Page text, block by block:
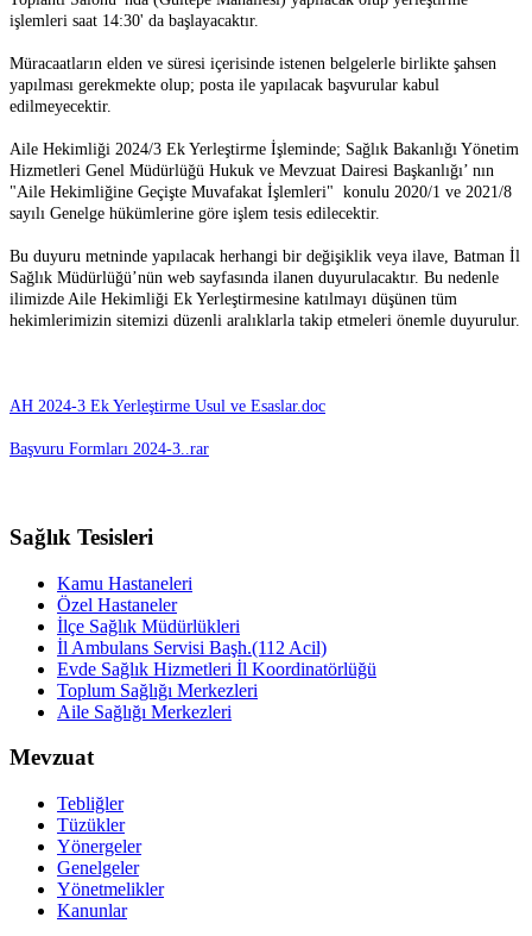
işlemleri saat 14:30' da başlayacaktır.
Müracaatların elden ve süresi içerisinde istenen belgelerle birlikte şahsen
yapılması gerekmekte olup; posta ile yapılacak başvurular kabul
edilmeyecektir.
Aile Hekimliği 2024/3 Ek Yerleştirme İşleminde; Sağlık Bakanlığı Yönetim
Hizmetleri Genel Müdürlüğü Hukuk ve Mevzuat Dairesi Başkanlığı’ nın
"Aile Hekimliğine Geçişte Muvafakat İşlemleri" konulu 2020/1 ve 2021/8
sayılı Genelge hükümlerine göre işlem tesis edilecektir.
Bu duyuru metninde yapılacak herhangi bir değişiklik veya ilave, Batman İl
Sağlık Müdürlüğü’nün web sayfasında ilanen duyurulacaktır. Bu nedenle
ilimizde Aile Hekimliği Ek Yerleştirmesine katılmayı düşünen tüm
hekimlerimizin sitemizi düzenli aralıklarla takip etmeleri önemle duyurulur.
AH 2024-3 Ek Yerleştirme Usul ve Esaslar.doc
Başvuru Formları 2024-3..rar
Sağlık Tesisleri
Kamu Hastaneleri
Özel Hastaneler
İlçe Sağlık Müdürlükleri
İl Ambulans Servisi Başh.(112 Acil)
Evde Sağlık Hizmetleri İl Koordinatörlüğü
Toplum Sağlığı Merkezleri
Aile Sağlığı Merkezleri
Mevzuat
Tebliğler
Tüzükler
Yönergeler
Genelgeler
Yönetmelikler
Kanunlar